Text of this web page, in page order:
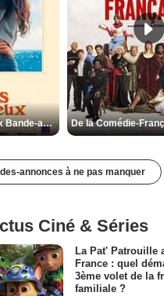
Les Matins merveilleux Bande-annonce VF
annonces à ne pas manquer
Ciné & Séries
La Pat' Patrouille
France : quel
3ème volet de la
familiale ?